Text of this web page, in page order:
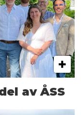
av ÅSS